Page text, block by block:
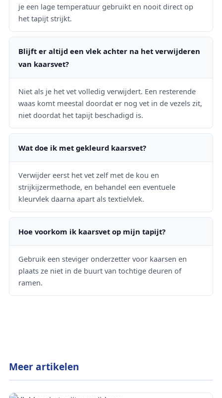
je een lage temperatuur gebruikt en nooit direct op
het tapijt strijkt.
Blijft er altijd een vlek achter na het verwijderen
van kaarsvet?
Niet als je het vet volledig verwijdert. Een resterende
waas komt meestal doordat er nog vet in de vezels zit,
niet doordat het tapijt beschadigd is.
Wat doe ik met gekleurd kaarsvet?
Verwijder eerst het vet zelf met de kou en
strijkijzermethode, en behandel een eventuele
kleurvlek daarna apart als textielvlek.
Hoe voorkom ik kaarsvet op mijn tapijt?
Gebruik een steviger onderzetter voor kaarsen en
plaats ze niet in de buurt van tochtige deuren of
ramen.
Meer artikelen